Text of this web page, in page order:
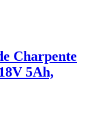
Charpente
5Ah,